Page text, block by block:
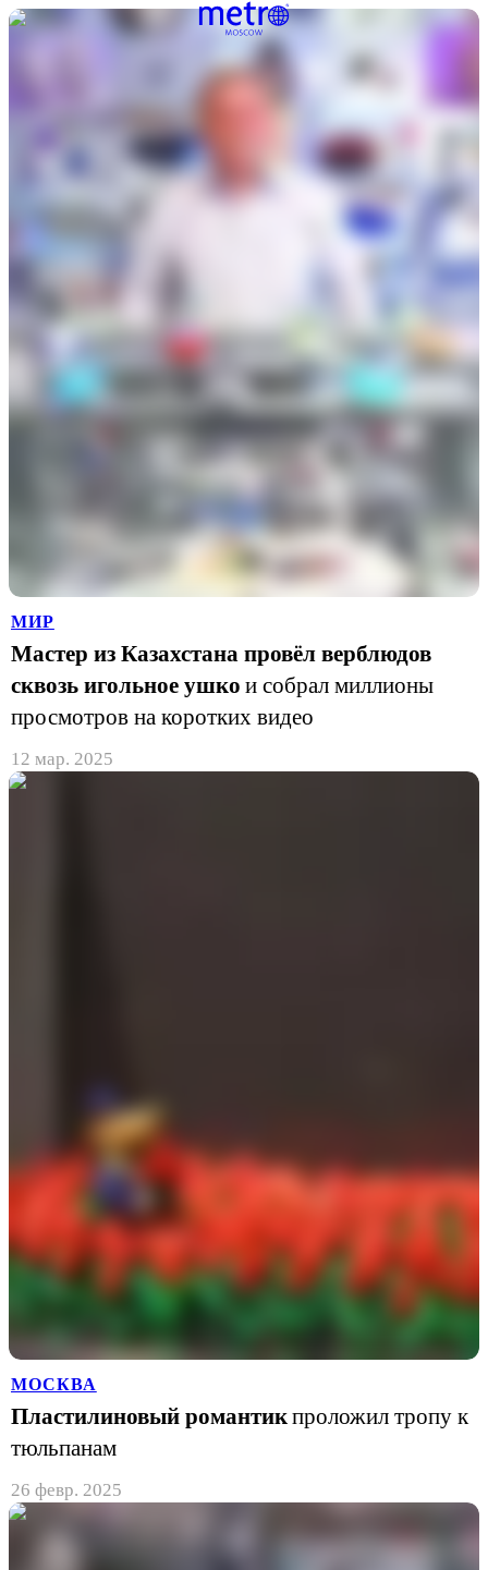
МИР
Мастер из Казахстана провёл верблюдов
сквозь игольное ушко и собрал миллионы
просмотров на коротких видео
12 мар. 2025
МОСКВА
Пластилиновый романтикпроложил тропу к
тюльпанам
26 февр. 2025